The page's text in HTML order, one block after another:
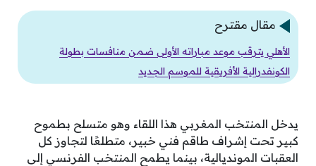
مقال مقترح
الأهلي يترقب موعد مباراته الأولى ضمن منافسات بطولة
الكونفدرالية الأفريقية للموسم الجديد
يدخل المنتخب المغربي هذا اللقاء وهو متسلح بطموح
كبير تحت إشراف طاقم فني خبير، متطلعًا لتجاوز كل
العقبات المونديالية، بينما يطمح المنتخب الفرنسي إلى